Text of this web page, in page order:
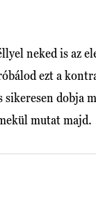
neked is az
ezt a
dobja
mutat majd.